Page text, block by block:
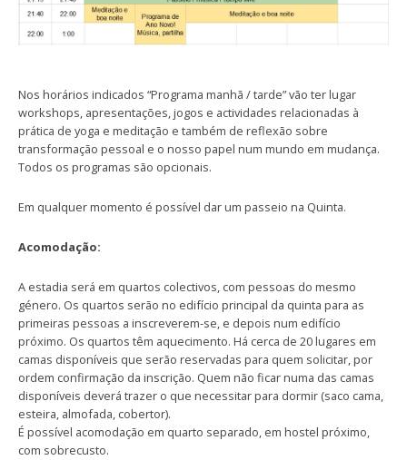
Nos horários indicados “Programa manhã / tarde” vão ter lugar
workshops, apresentações, jogos e actividades relacionadas à
prática de yoga e meditação e também de reflexão sobre
transformação pessoal e o nosso papel num mundo em mudança.
Todos os programas são opcionais.
Em qualquer momento é possível dar um passeio na Quinta.
Acomodação:
A estadia será em quartos colectivos, com pessoas do mesmo
género. Os quartos serão no edifício principal da quinta para as
primeiras pessoas a inscreverem-se, e depois num edifício
próximo. Os quartos têm aquecimento. Há cerca de 20 lugares em
camas disponíveis que serão reservadas para quem solicitar, por
ordem confirmação da inscrição. Quem não ficar numa das camas
disponíveis deverá trazer o que necessitar para dormir (saco cama,
esteira, almofada, cobertor).
É possível acomodação em quarto separado, em hostel próximo,
com sobrecusto.